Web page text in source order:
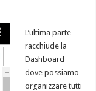
L’ultima parte
racchiude la
Dashboard
dove possiamo
organizzare tutti